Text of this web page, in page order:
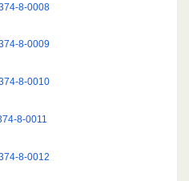
8-0008
8-0009
8-0010
8-0011
8-0012